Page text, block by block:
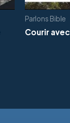
Parlons Bible
Courir